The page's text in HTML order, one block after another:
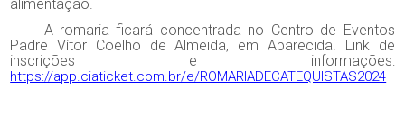
alimentação.
A romaria ficará concentrada no Centro de Eventos
Padre Vítor Coelho de Almeida, em Aparecida. Link de
inscrições e informações:
https://app.ciaticket.com.br/e/ROMARIADECATEQUISTAS2024